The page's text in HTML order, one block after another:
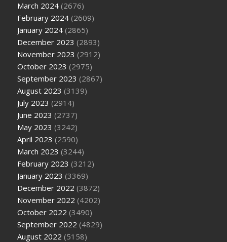
March 2024 (2676)
February 2024 (2609)
January 2024 (2865)
December 2023 (2893)
November 2023 (2912)
October 2023 (2975)
September 2023 (2867)
August 2023 (3139)
July 2023 (2914)
June 2023 (2737)
May 2023 (3242)
April 2023 (2590)
March 2023 (3244)
February 2023 (3212)
January 2023 (3369)
December 2022 (3872)
November 2022 (4202)
October 2022 (3490)
September 2022 (4829)
August 2022 (5158)